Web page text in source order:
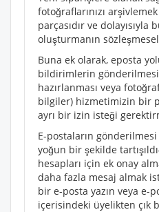
fotoğraflarınızı
parçasıdır ve dolayısıyla
oluşturmanın
Buna ek olarak, eposta
bildirimlerin
hazırlanması veya
bilgiler) hizmetimizin bir
ayrı bir izin isteği
E-postaların
yoğun bir şekilde
hesapları için ek onay
daha fazla mesaj almak
bir e-posta yazın veya e-
içerisindeki üyelikten çık